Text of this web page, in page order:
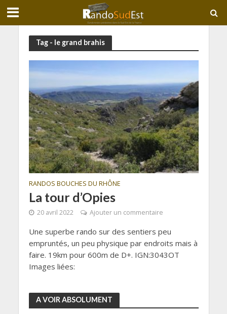
Tag - le grand brahis
RANDOS BOUCHES DU RHÔNE
La tour d’Opies
20 avril 2022 Ajouter un commentaire
Une superbe rando sur des sentiers peu
empruntés, un peu physique par endroits mais à
faire. 19km pour 600m de D+. IGN:3043OT
Images liées:
A VOIR ABSOLUMENT